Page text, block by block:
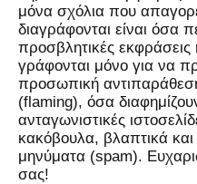
μόνα σχόλια που
διαγράφονται είναι όσα
προσβλητικές
γράφονται μόνο για να
προσωπική
(flaming), όσα
ανταγωνιστικές
κακόβουλα, βλαπτικά
μηνύματα (spam).
σας!